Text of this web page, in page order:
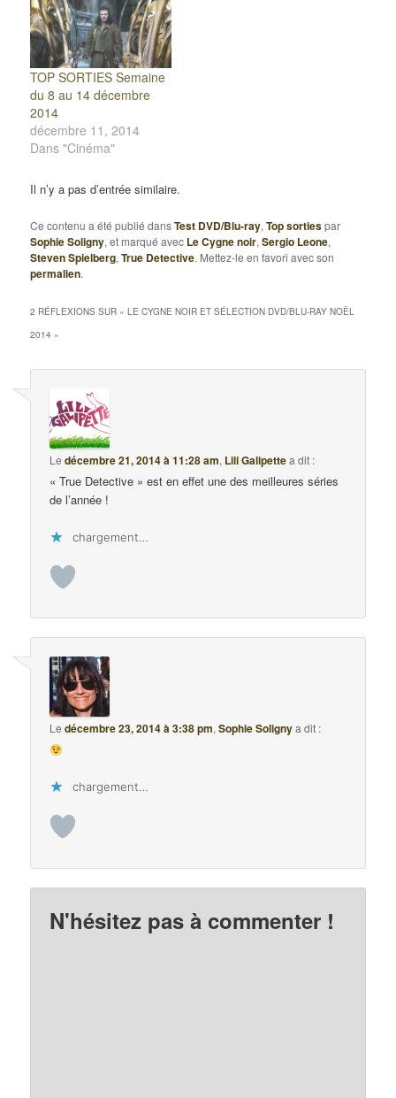
TOP SORTIES Semaine
du 8 au 14 décembre
2014
décembre 11, 2014
Dans "Cinéma"
Il n’y a pas d’entrée similaire.
Ce contenu a été publié dansTest DVD/Blu-ray,Top sortiespar
Sophie Soligny, et marqué avec Le Cygne noir,Sergio Leone,
Steven Spielberg,True Detective. Mettez-le en favori avec son
permalien.
2 RÉFLEXIONS SUR «LE CYGNE NOIR ET SÉLECTION DVD/BLU-RAY NOËL
2014 »
Ledécembre 21, 2014 à 11:28 am, Lili Galipettea dit :
« True Detective » est en effet une des meilleures séries
de l’année !
chargement…
Ledécembre 23, 2014 à 3:38 pm,Sophie Solignya dit :
chargement…
N'hésitez pas à commenter !